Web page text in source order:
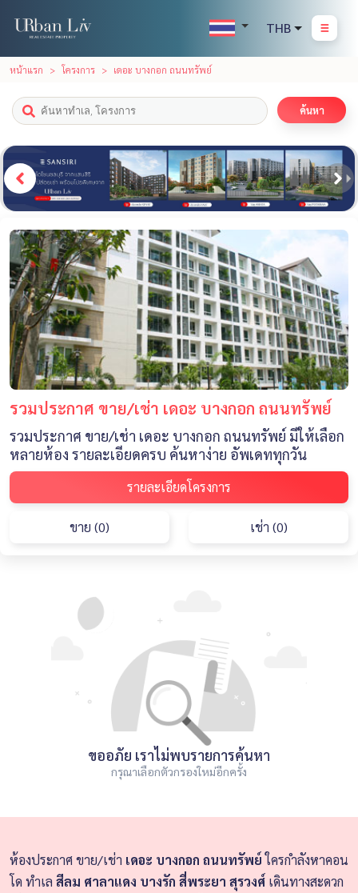
THB
หน้าแรก โครงการ เดอะ บางกอก ถนนทรัพย์
ค้นหา
รวมประกาศ ขาย/เช่า เดอะ บางกอก ถนนทรัพย์
รวมประกาศ ขาย/เช่า เดอะ บางกอก ถนนทรัพย์ มีให้เลือก
หลายห้อง รายละเอียดครบ ค้นหาง่าย อัพเดททุกวัน
รายละเอียดโครงการ
ขาย (0) เช่า (0)
ขออภัย เราไม่พบรายการค้นหา
กรุณาเลือกตัวกรองใหม่อีกครั้ง
ห้องประกาศ ขาย/เช่า เดอะ บางกอก ถนนทรัพย์ใครกำลังหาคอน
โด ทำเล สีลม ศาลาแดง บางรัก สี่พระยา สุรวงศ์ เดินทางสะดวก